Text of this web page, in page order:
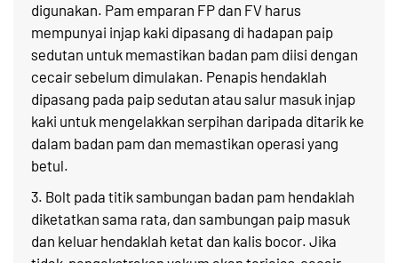
digunakan. Pam emparan FP dan FV harus
mempunyai injap kaki dipasang di hadapan paip
sedutan untuk memastikan badan pam diisi dengan
cecair sebelum dimulakan. Penapis hendaklah
dipasang pada paip sedutan atau salur masuk injap
kaki untuk mengelakkan serpihan daripada ditarik ke
dalam badan pam dan memastikan operasi yang
betul.
3. Bolt pada titik sambungan badan pam hendaklah
diketatkan sama rata, dan sambungan paip masuk
dan keluar hendaklah ketat dan kalis bocor. Jika